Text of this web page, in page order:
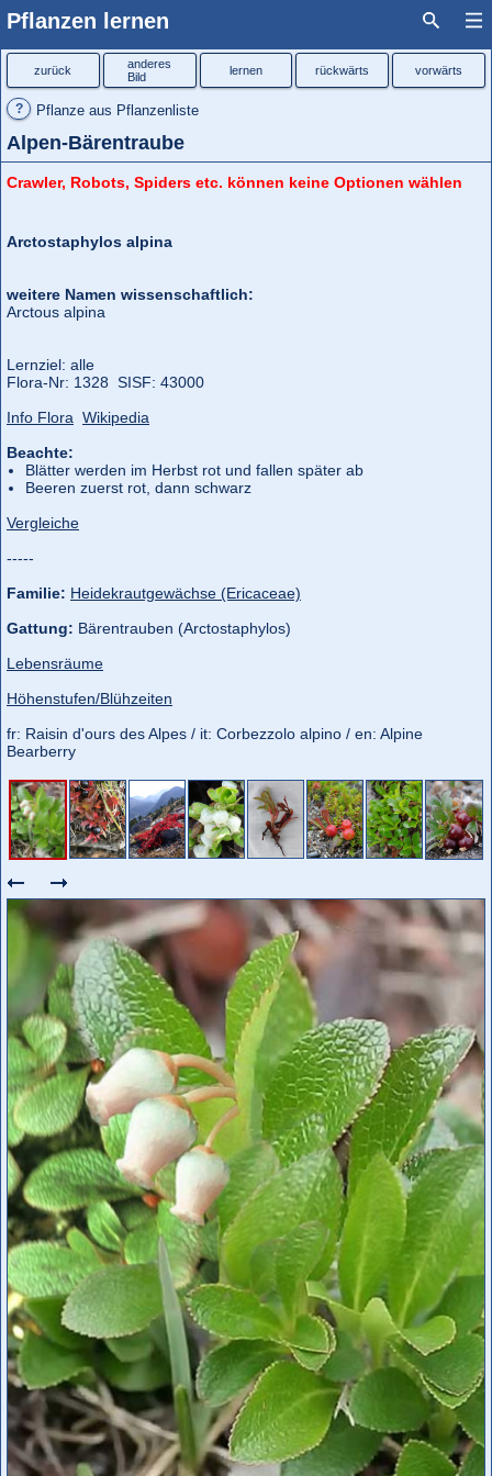
Pflanzen lernen
? Pflanze aus Pflanzenliste
Alpen-Bärentraube
zurück
anderes
Bild
lernen rückwärts vorwärts
Crawler, Robots, Spiders etc. können keine Optionen wählen
Arctostaphylos alpina
weitere Namen wissenschaftlich:
Arctous alpina
Lernziel: alle
Flora‑Nr: 1328 SISF: 43000
Info Flora Wikipedia
Beachte:
Blätter werden im Herbst rot und fallen später ab
Beeren zuerst rot, dann schwarz
Vergleiche
-----
Familie: Heidekrautgewächse (Ericaceae)
Gattung: Bärentrauben (Arctostaphylos)
Lebensräume
Höhenstufen/Blühzeiten
fr: Raisin d'ours des Alpes / it: Corbezzolo alpino / en: Alpine
Bearberry